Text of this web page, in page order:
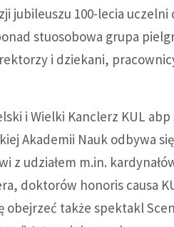
jubileuszu 100-lecia uczelni
stuosobowa grupa
i dziekani,
i Wielki Kanclerz KUL abp
Akademii Nauk odbywa
z udziałem m.in.
doktorów honoris causa
także spektakl